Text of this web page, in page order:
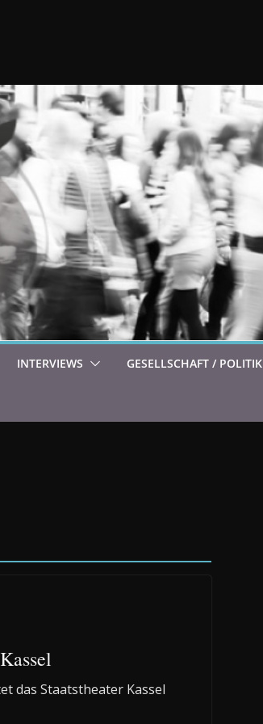
INTERVIEWS GESELLSCHAFT / POLITIK
das Staatstheater Kassel